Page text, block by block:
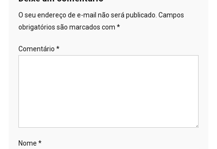
O seu endereço de e-mail não será publicado. Campos
obrigatórios são marcados com *
Comentário *
Nome *